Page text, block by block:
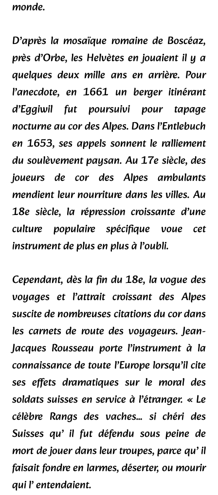
monde.
D’après la mosaïque romaine de Boscéaz,
près d’Orbe, les Helvètes en jouaient il y a
quelques deux mille ans en arrière. Pour
l’anecdote, en 1661 un berger itinérant
d’Eggiwil fut poursuivi pour tapage
nocturne au cor des Alpes. Dans l’Entlebuch
en 1653, ses appels sonnent le ralliement
du soulèvement paysan. Au 17e siècle, des
joueurs de cor des Alpes ambulants
mendient leur nourriture dans les villes. Au
18e siècle, la répression croissante d’une
culture populaire spécifique voue cet
instrument de plus en plus à l’oubli.
Cependant, dès la fin du 18e, la vogue des
voyages et l’attrait croissant des Alpes
suscite de nombreuses citations du cor dans
les carnets de route des voyageurs. Jean-
Jacques Rousseau porte l’instrument à la
connaissance de toute l’Europe lorsqu’il cite
ses effets dramatiques sur le moral des
soldats suisses en service à l’étranger. « Le
célèbre Rangs des vaches… si chéri des
Suisses qu’ il fut défendu sous peine de
mort de jouer dans leur troupes, parce qu’ il
faisait fondre en larmes, déserter, ou mourir
qui l’ entendaient.